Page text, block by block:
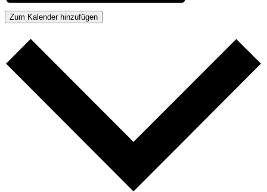
Zum Kalender hinzufügen